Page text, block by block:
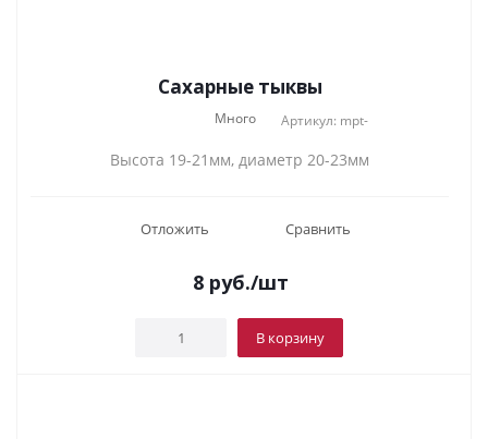
Сахарные тыквы
Много Артикул: mpt-
Высота 19-21мм, диаметр 20-23мм
Отложить Сравнить
8руб./шт
В корзину